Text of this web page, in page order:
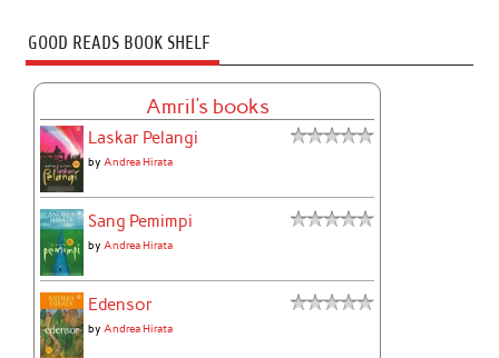
GOOD READS BOOK SHELF
Amril's books
Laskar Pelangi
byAndrea Hirata
Sang Pemimpi
byAndrea Hirata
Edensor
byAndrea Hirata